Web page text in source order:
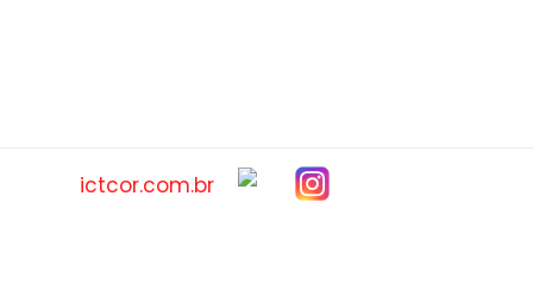
ictcor.com.br